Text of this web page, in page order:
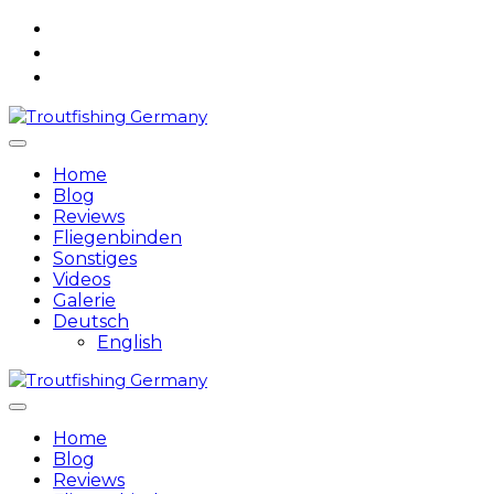
Skip
Home
Blog
Reviews
Fliegenbinden
Sonstiges
Videos
Galerie
Deutsch
English
Home
Blog
Reviews